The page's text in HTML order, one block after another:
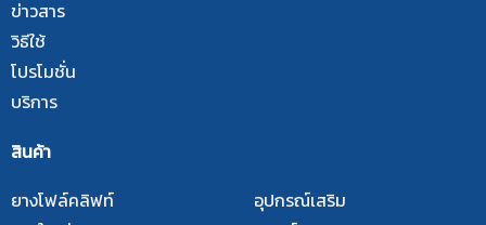
ข่าวสาร
วิธีใช้
โปรโมชั่น
บริการ
สินค้า
ยางโฟล์คลิฟท์
อุปกรณ์เสริม